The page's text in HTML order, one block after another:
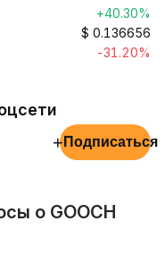
+40.30%
$ 0.136656
-31.20%
+ Подписаться
о GOOCH